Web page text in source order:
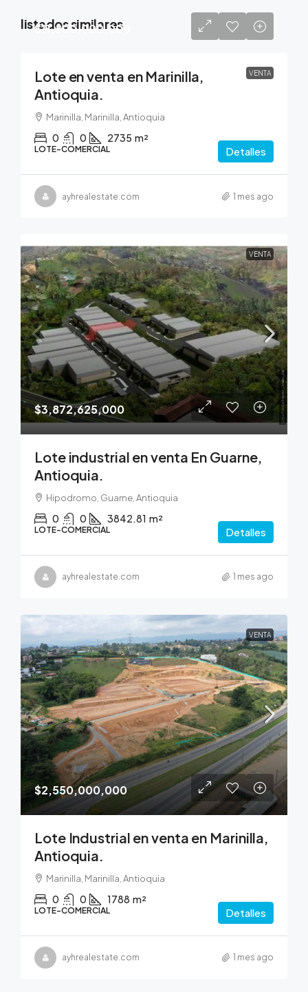
listados similares
VENTA
$11,800,000,000
Lote en venta en Marinilla,
Antioquia.
Marinilla, Marinilla, Antioquia
0 0 2735 m²
LOTE-COMERCIAL Detalles
ayhrealestate.com 1 mes ago
VENTA
$3,872,625,000
Lote industrial en venta En Guarne,
Antioquia.
Hipodromo, Guarne, Antioquia
0 0 3842.81 m²
LOTE-COMERCIAL Detalles
ayhrealestate.com 1 mes ago
VENTA
$2,550,000,000
Lote Industrial en venta en Marinilla,
Antioquia.
Marinilla, Marinilla, Antioquia
0 0 1788 m²
LOTE-COMERCIAL Detalles
ayhrealestate.com 1 mes ago